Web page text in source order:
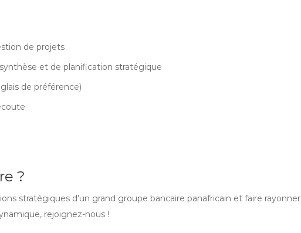
de projets
et de planification stratégique
de préférence)
?
stratégiques d’un grand groupe bancaire panafricain et faire rayonner
rejoignez-nous !